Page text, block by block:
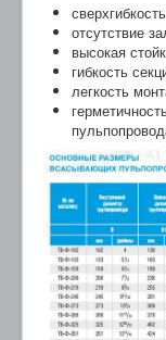
отсутствие
высокая
гибкость
легкость